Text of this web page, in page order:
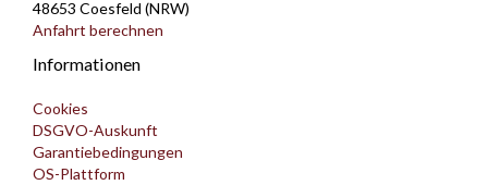
48653 Coesfeld (NRW)
Anfahrt berechnen
Informationen
Cookies
DSGVO-Auskunft
Garantiebedingungen
OS-Plattform